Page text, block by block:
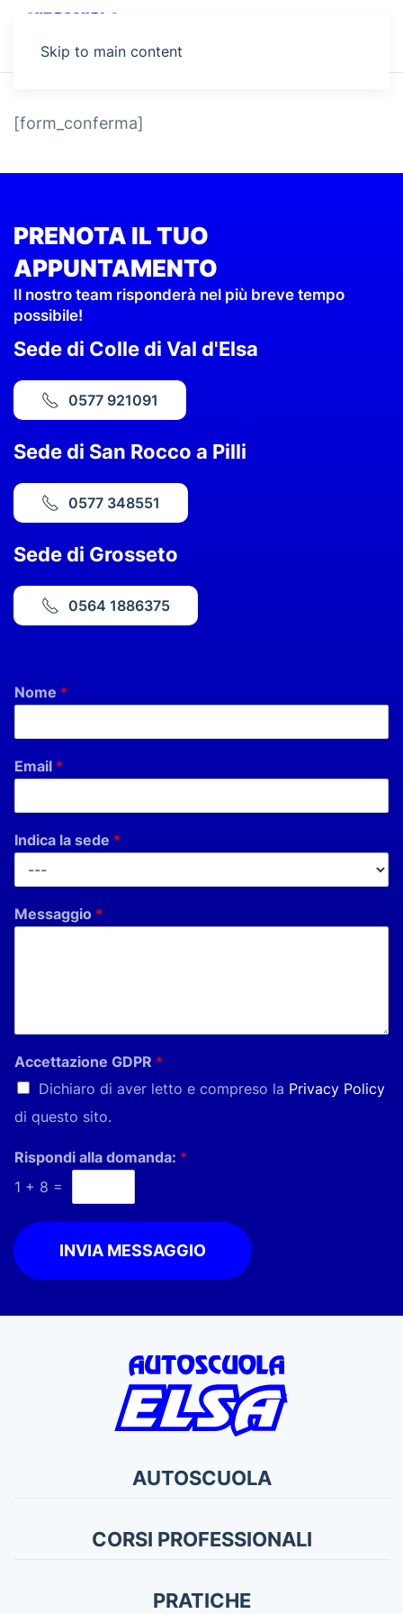
Skip to main content
[form_conferma]
PRENOTA IL TUO
APPUNTAMENTO
Il nostro team risponderà nel più breve tempo
possibile!
Sede di Colle di Val d'Elsa
0577 921091
Sede di San Rocco a Pilli
0577 348551
Sede di Grosseto
0564 1886375
Nome *
Email *
Indica la sede *
Messaggio *
Accettazione GDPR *
Dichiaro di aver letto e compreso la Privacy Policy
di questo sito.
Rispondi alla domanda: *
1 + 8 =
INVIA MESSAGGIO
AUTOSCUOLA
CORSI PROFESSIONALI
PRATICHE